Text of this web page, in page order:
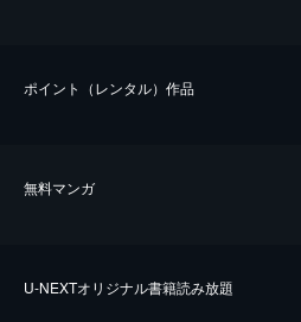
ポイント（レンタル）作品
無料マンガ
U-NEXTオリジナル書籍読み放題